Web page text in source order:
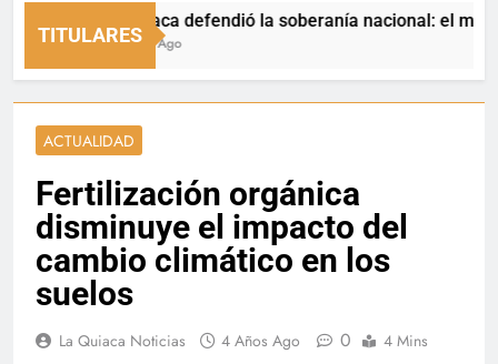
TITULARES
La Quiaca defendió la soberanía nacional: el
16 Horas Ago
ACTUALIDAD
Fertilización orgánica
disminuye el impacto del
cambio climático en los
suelos
La Quiaca Noticias 4 Años Ago 0 4 Mins